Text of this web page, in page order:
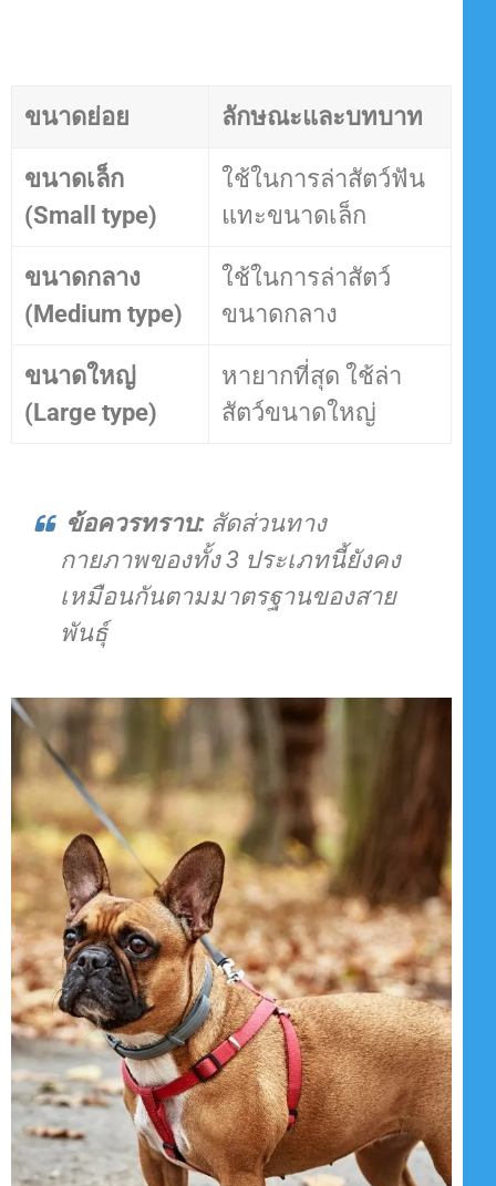
ขนาดย่อย ลักษณะและบทบาท
ขนาดเล็ก
(Small type)
ใช้ในการล่าสัตว์ฟัน
แทะขนาดเล็ก
ขนาดกลาง
(Medium type)
ใช้ในการล่าสัตว์
ขนาดกลาง
ขนาดใหญ่
(Large type)
หายากที่สุด ใช้ล่า
สัตว์ขนาดใหญ่
ข้อควรทราบ: สัดส่วนทาง
กายภาพของทั้ง 3 ประเภทนี้ยังคง
เหมือนกันตามมาตรฐานของสาย
พันธุ์